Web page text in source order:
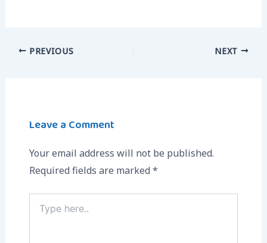
PREVIOUS NEXT
Leave a Comment
Your email address will not be published.
Required fields are marked *
here..